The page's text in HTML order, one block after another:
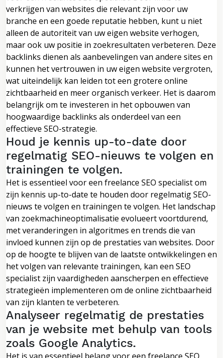
verkrijgen van websites die relevant zijn voor uw
branche en een goede reputatie hebben, kunt u niet
alleen de autoriteit van uw eigen website verhogen,
maar ook uw positie in zoekresultaten verbeteren. Deze
backlinks dienen als aanbevelingen van andere sites en
kunnen het vertrouwen in uw eigen website vergroten,
wat uiteindelijk kan leiden tot een grotere online
zichtbaarheid en meer organisch verkeer. Het is daarom
belangrijk om te investeren in het opbouwen van
hoogwaardige backlinks als onderdeel van een
effectieve SEO-strategie.
Houd je kennis up-to-date door
regelmatig SEO-nieuws te volgen en
trainingen te volgen.
Het is essentieel voor een freelance SEO specialist om
zijn kennis up-to-date te houden door regelmatig SEO-
nieuws te volgen en trainingen te volgen. Het landschap
van zoekmachineoptimalisatie evolueert voortdurend,
met veranderingen in algoritmes en trends die van
invloed kunnen zijn op de prestaties van websites. Door
op de hoogte te blijven van de laatste ontwikkelingen en
het volgen van relevante trainingen, kan een SEO
specialist zijn vaardigheden aanscherpen en effectieve
strategieën implementeren om de online zichtbaarheid
van zijn klanten te verbeteren.
Analyseer regelmatig de prestaties
van je website met behulp van tools
zoals Google Analytics.
Het is van essentieel belang voor een freelance SEO